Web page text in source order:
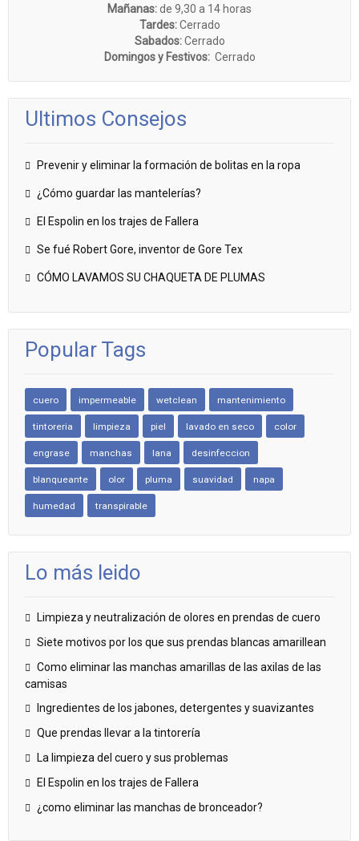
Mañanas:de 9,30 a 14 horas
Tardes:Cerrado
Sabados:Cerrado
Domingos y Festivos:Cerrado
Ultimos Consejos
Prevenir y eliminar la formación de bolitas en la ropa
¿Cómo guardar las mantelerías?
El Espolin en los trajes de Fallera
Se fué Robert Gore, inventor de Gore Tex
CÓMO LAVAMOS SU CHAQUETA DE PLUMAS
Popular Tags
cuero impermeable wetclean mantenimiento
tintoreria limpieza piel lavado en seco color
engrase manchas lana desinfeccion
blanqueante olor pluma suavidad napa
humedad transpirable
Lo más leido
Limpieza y neutralización de olores en prendas de cuero
Siete motivos por los que sus prendas blancas amarillean
Como eliminar las manchas amarillas de las axilas de las
camisas
Ingredientes de los jabones, detergentes y suavizantes
Que prendas llevar a la tintorería
La limpieza del cuero y sus problemas
El Espolin en los trajes de Fallera
¿como eliminar las manchas de bronceador?